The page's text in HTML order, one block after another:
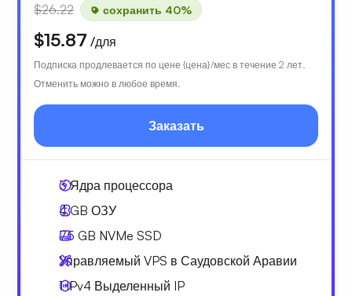
$26.22 сохранить 40%
$15.87 /для
Подписка продлевается по цене {цена}/мес в течение 2 лет.
Отменить можно в любое время.
Заказать
3Ядра процессора
4 GB ОЗУ
75 GB NVMe SSD
Управляемый VPS в Саудовской Аравии
1 IPv4 Выделенный IP